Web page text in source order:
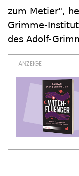
zum Metier",
Grimme-
des Adolf-